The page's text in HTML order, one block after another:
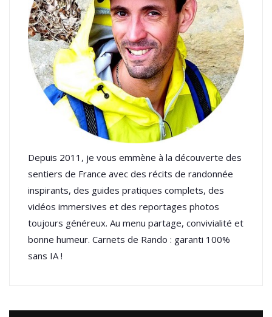
Depuis 2011, je vous emmène à la découverte des
sentiers de France avec des récits de randonnée
inspirants, des guides pratiques complets, des
vidéos immersives et des reportages photos
toujours généreux. Au menu partage, convivialité et
bonne humeur. Carnets de Rando : garanti 100%
sans IA !